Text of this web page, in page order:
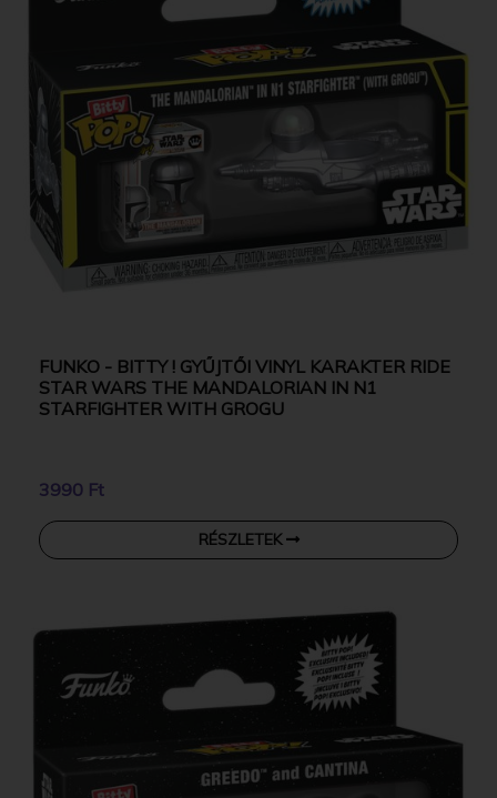
FUNKO - BITTY ! GYŰJTŐI VINYL KARAKTER RIDE
STAR WARS THE MANDALORIAN IN N1
STARFIGHTER WITH GROGU
3990 Ft
RÉSZLETEK